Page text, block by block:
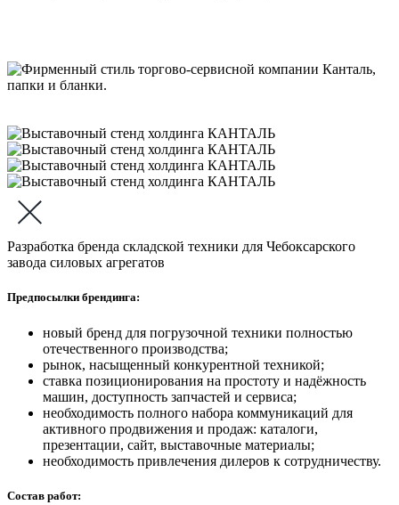
Разработка бренда складской техники для Чебоксарского
завода силовых агрегатов
Предпосылки брендинга:
новый бренд для погрузочной техники полностью
отечественного производства;
рынок, насыщенный конкурентной техникой;
ставка позиционирования на простоту и надёжность
машин, доступность запчастей и сервиса;
необходимость полного набора коммуникаций для
активного продвижения и продаж: каталоги,
презентации, сайт, выставочные материалы;
необходимость привлечения дилеров к сотрудничеству.
Состав работ: